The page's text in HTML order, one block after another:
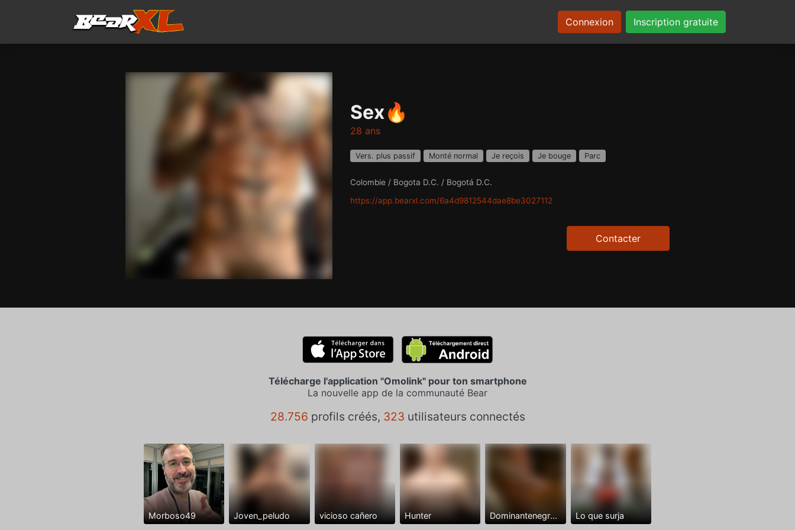
Connexion Inscription gratuite
Sex🔥
28 ans
Vers. plus passif Monté normal Je reçois Je bouge Parc
Colombie / Bogota D.C. / Bogotá D.C.
https://app.bearxl.com/6a4d9812544dae8be3027112
Contacter
Télécharge l'application "Omolink" pour ton smartphone
La nouvelle app de la communauté Bear
28.756 profils créés, 323 utilisateurs connectés
Morboso49 Joven_peludo vicioso cañero Hunter Dominantenegro ya Lo que surja